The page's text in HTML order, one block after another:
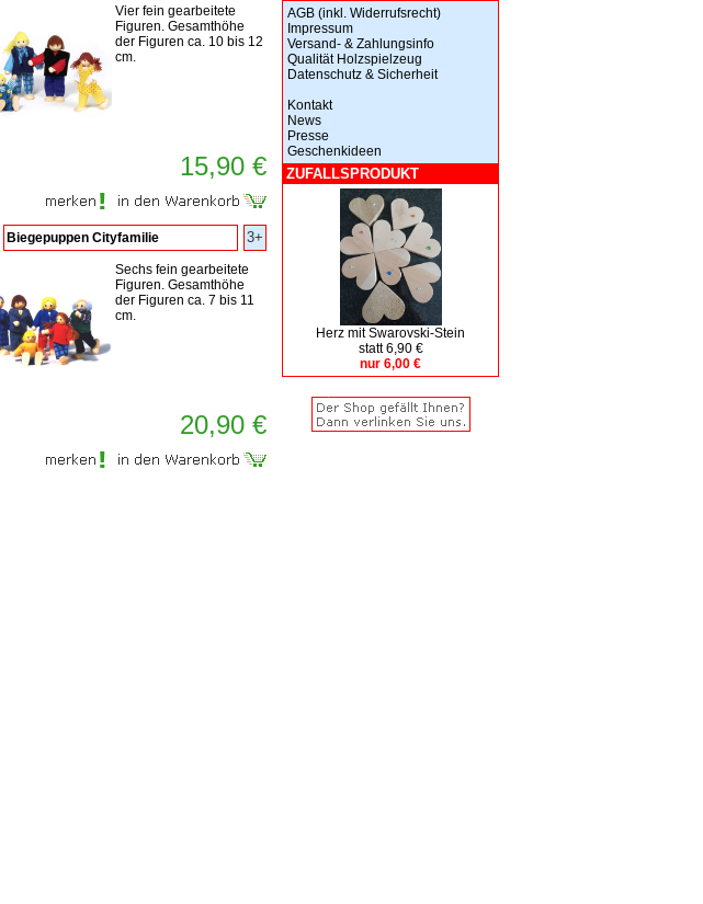
Vier fein gearbeitete
Figuren. Gesamthöhe
der Figuren ca. 10 bis 12
cm.
15,90 €
Biegepuppen Cityfamilie 3+
Sechs fein gearbeitete
Figuren. Gesamthöhe
der Figuren ca. 7 bis 11
cm.
20,90 €
AGB (inkl. Widerrufsrecht)
Impressum
Versand- & Zahlungsinfo
Qualität Holzspielzeug
Datenschutz & Sicherheit
Kontakt
News
Presse
Geschenkideen
ZUFALLSPRODUKT
Herz mit Swarovski-Stein
statt 6,90 €
nur 6,00 €